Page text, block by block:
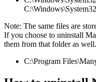
Note: The same files are
If you choose to uninstall
them from that folder as
C:\Program